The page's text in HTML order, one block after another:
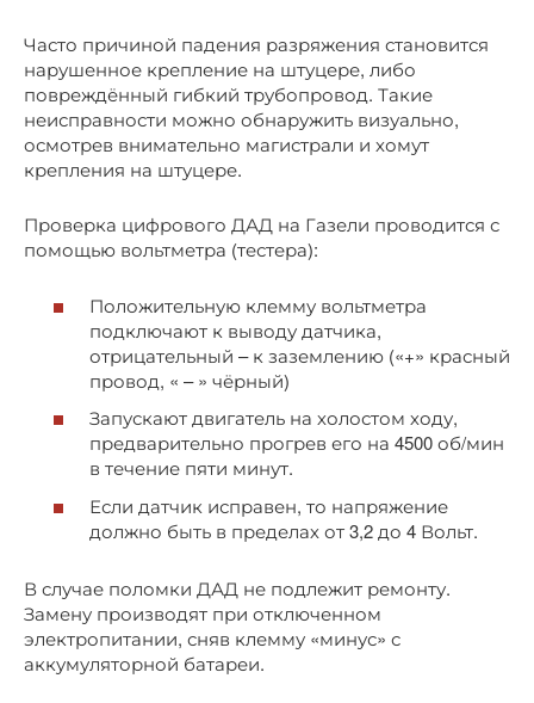
Часто причиной падения разряжения становится
нарушенное крепление на штуцере, либо
повреждённый гибкий трубопровод. Такие
неисправности можно обнаружить визуально,
осмотрев внимательно магистрали и хомут
крепления на штуцере.
Проверка цифрового ДАД на Газели проводится с
помощью вольтметра (тестера):
Положительную клемму вольтметра
подключают к выводу датчика,
отрицательный – к заземлению («+» красный
провод, « – » чёрный)
Запускают двигатель на холостом ходу,
предварительно прогрев его на 4500 об/мин
в течение пяти минут.
Если датчик исправен, то напряжение
должно быть в пределах от 3,2 до 4 Вольт.
В случае поломки ДАД не подлежит ремонту.
Замену производят при отключенном
электропитании, сняв клемму «минус» с
аккумуляторной батареи.